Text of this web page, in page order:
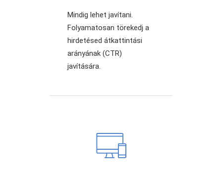
Mindig lehet javítani.
Folyamatosan törekedj a
hirdetésed átkattintási
arányának (CTR)
javítására.